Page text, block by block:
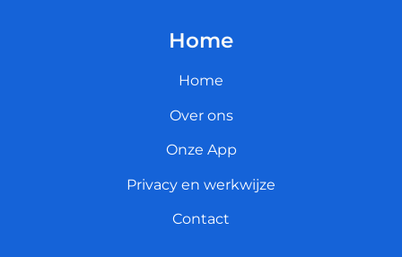
Home
Home
Over ons
Onze App
Privacy en werkwijze
Contact